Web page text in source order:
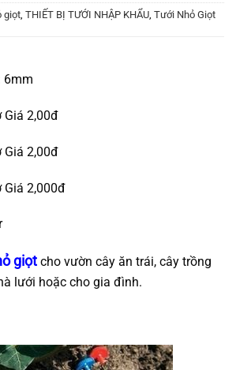
giọt THIẾT BỊ TƯỚI NHẬP KHẨU Tưới Nhỏ Giọt
6mm
2,00đ
2,00đ
2,000đ
giọt cho vườn cây ăn trái, cây trồng
lưới hoặc cho gia đình.